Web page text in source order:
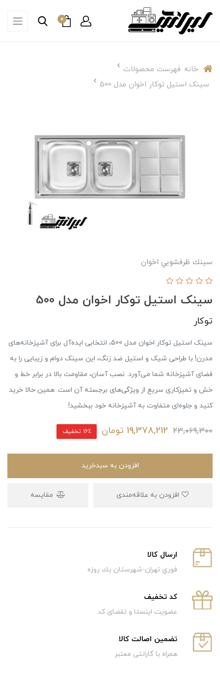
0
خانه فهرست محصولات
سینک استیل توکار اخوان مدل 500
سينك ظرفشويي اخوان
سینک استیل توکار اخوان مدل 500
توکار
سینک استیل توکار اخوان مدل 500، انتخابی ایده‌آل برای آشپزخانه‌های
مدرن! با طراحی شیک و استیل ضد زنگ، این سینک دوام و زیبایی را به
فضای آشپزخانه شما می‌آورد. نصب آسان، مقاومت بالا در برابر خط و
خش و تمیزکاری سریع از ویژگی‌های برجسته آن است. همین حالا خرید
کنید و جلوه‌ای متفاوت به آشپزخانه خود ببخشید!
23,069,300
19,378,212 تومان 16٪ تخفیف
افزودن به سبدخرید
مقایسه
ارسال كالا
فوري تهران-شهرستان يك روزه
كد تخفيف
عضویت اینستا و تقضای کد
تضمین اصالت کالا
همراه با گارانتی معتبر